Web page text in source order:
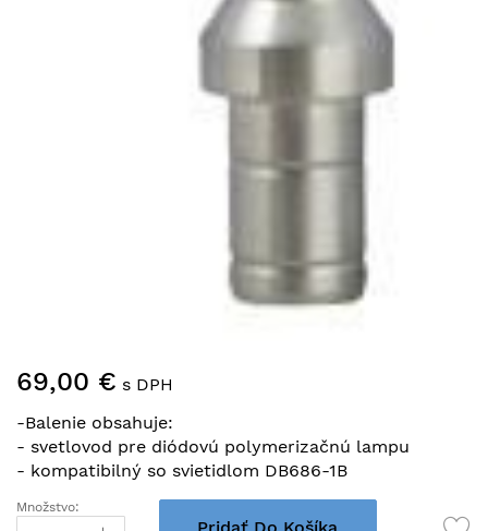
na
galérie
obrázkov
69,00 € s DPH
-Balenie obsahuje:
- svetlovod pre diódovú polymerizačnú lampu
- kompatibilný so svietidlom DB686-1B
Množstvo: